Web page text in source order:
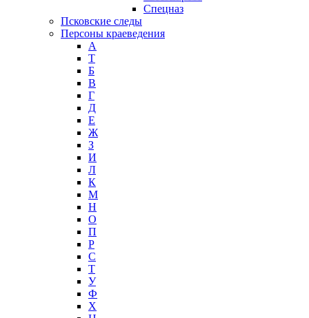
Спецназ
Псковские следы
Персоны краеведения
А
T
Б
В
Г
Д
Е
Ж
З
И
Л
К
М
Н
О
П
Р
С
Т
У
Ф
Х